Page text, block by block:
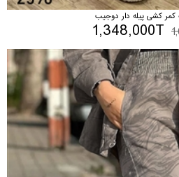
کمر کشی پیله دار دوجیب
1,348,000T